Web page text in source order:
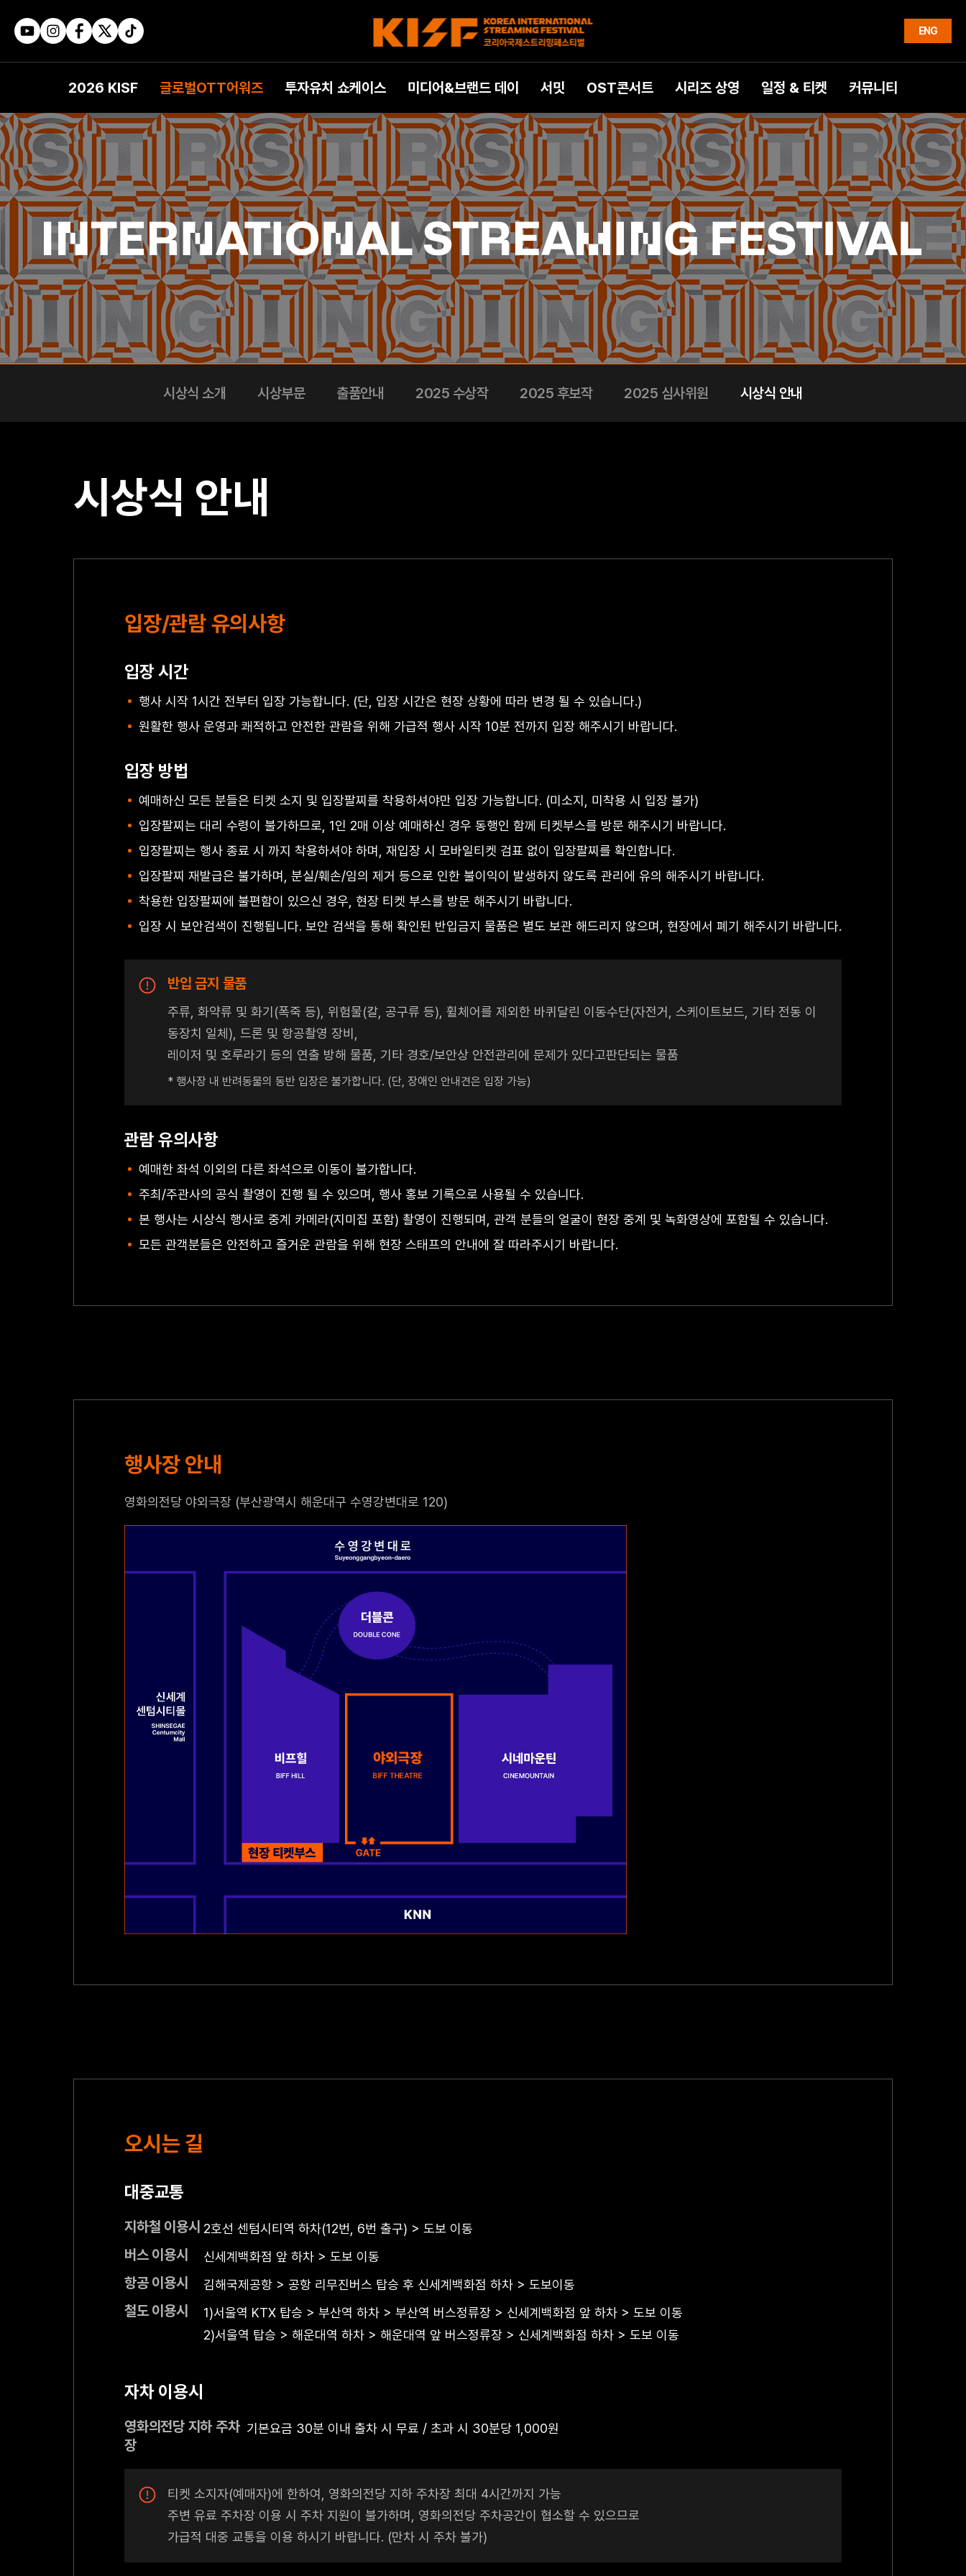
ENG
2026 KISF 글로벌OTT어워즈 투자유치 쇼케이스 미디어&브랜드 데이 서밋 OST콘서트 시리즈 상영 일정 & 티켓 커뮤니티
시상식 소개 시상부문 출품안내 2025 수상작 2025 후보작 2025 심사위원 시상식 안내
시상식 안내
입장/관람 유의사항
입장 시간
행사 시작 1시간 전부터 입장 가능합니다. (단, 입장 시간은 현장 상황에 따라 변경 될 수 있습니다.)
원활한 행사 운영과 쾌적하고 안전한 관람을 위해 가급적 행사 시작 10분 전까지 입장 해주시기 바랍니다.
입장 방법
예매하신 모든 분들은 티켓 소지 및 입장팔찌를 착용하셔야만 입장 가능합니다. (미소지, 미착용 시 입장 불가)
입장팔찌는 대리 수령이 불가하므로, 1인 2매 이상 예매하신 경우 동행인 함께 티켓부스를 방문 해주시기 바랍니다.
입장팔찌는 행사 종료 시 까지 착용하셔야 하며, 재입장 시 모바일티켓 검표 없이 입장팔찌를 확인합니다.
입장팔찌 재발급은 불가하며, 분실/훼손/임의 제거 등으로 인한 불이익이 발생하지 않도록 관리에 유의 해주시기 바랍니다.
착용한 입장팔찌에 불편함이 있으신 경우, 현장 티켓 부스를 방문 해주시기 바랍니다.
입장 시 보안검색이 진행됩니다. 보안 검색을 통해 확인된 반입금지 물품은 별도 보관 해드리지 않으며, 현장에서 폐기 해주시기 바랍니다.
반입 금지 물품
주류, 화약류 및 화기(폭죽 등), 위험물(칼, 공구류 등), 휠체어를 제외한 바퀴달린 이동수단(자전거, 스케이트보드, 기타 전동 이
동장치 일체), 드론 및 항공촬영 장비,
레이저 및 호루라기 등의 연출 방해 물품, 기타 경호/보안상 안전관리에 문제가 있다고판단되는 물품
* 행사장 내 반려동물의 동반 입장은 불가합니다. (단, 장애인 안내견은 입장 가능)
관람 유의사항
예매한 좌석 이외의 다른 좌석으로 이동이 불가합니다.
주최/주관사의 공식 촬영이 진행 될 수 있으며, 행사 홍보 기록으로 사용될 수 있습니다.
본 행사는 시상식 행사로 중계 카메라(지미집 포함) 촬영이 진행되며, 관객 분들의 얼굴이 현장 중계 및 녹화영상에 포함될 수 있습니다.
모든 관객분들은 안전하고 즐거운 관람을 위해 현장 스태프의 안내에 잘 따라주시기 바랍니다.
행사장 안내
영화의전당 야외극장 (부산광역시 해운대구 수영강변대로 120)
오시는 길
대중교통
지하철 이용시 2호선 센텀시티역 하차(12번, 6번 출구) > 도보 이동
버스 이용시 신세계백화점 앞 하차 > 도보 이동
항공 이용시 김해국제공항 > 공항 리무진버스 탑승 후 신세계백화점 하차 > 도보이동
철도 이용시
1)서울역 KTX 탑승 > 부산역 하차 > 부산역 버스정류장 > 신세계백화점 앞 하차 > 도보 이동
2)서울역 탑승 > 해운대역 하차 > 해운대역 앞 버스정류장 > 신세계백화점 하차 > 도보 이동
자차 이용시
영화의전당 지하 주차
장
기본요금 30분 이내 출차 시 무료 / 초과 시 30분당 1,000원
티켓 소지자(예매자)에 한하여, 영화의전당 지하 주차장 최대 4시간까지 가능
주변 유료 주차장 이용 시 주차 지원이 불가하며, 영화의전당 주차공간이 협소할 수 있으므로
가급적 대중 교통을 이용 하시기 바랍니다. (만차 시 주차 불가)